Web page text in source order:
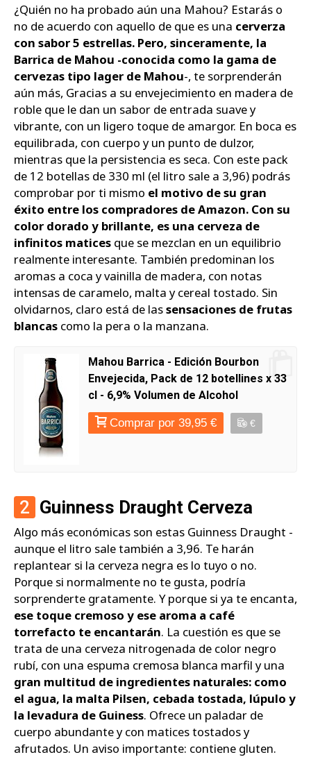
¿Quién no ha probado aún una Mahou? Estarás o
no de acuerdo con aquello de que es una cerverza
con sabor 5 estrellas. Pero, sinceramente, la
Barrica de Mahou -conocida como la gama de
cervezas tipo lager de Mahou-, te sorprenderán
aún más, Gracias a su envejecimiento en madera de
roble que le dan un sabor de entrada suave y
vibrante, con un ligero toque de amargor. En boca es
equilibrada, con cuerpo y un punto de dulzor,
mientras que la persistencia es seca. Con este pack
de 12 botellas de 330 ml (el litro sale a 3,96) podrás
comprobar por ti mismo el motivo de su gran
éxito entre los compradores de Amazon. Con su
color dorado y brillante, es una cerveza de
infinitos matices que se mezclan en un equilibrio
realmente interesante. También predominan los
aromas a coca y vainilla de madera, con notas
intensas de caramelo, malta y cereal tostado. Sin
olvidarnos, claro está de lassensaciones de frutas
blancas como la pera o la manzana.
Mahou Barrica - Edición Bourbon
Envejecida, Pack de 12 botellines x 33
cl - 6,9% Volumen de Alcohol
Comprar por 39,95 € €
2 Guinness Draught Cerveza
Algo más económicas son estas Guinness Draught -
aunque el litro sale también a 3,96. Te harán
replantear si la cerveza negra es lo tuyo o no.
Porque si normalmente no te gusta, podría
sorprenderte gratamente. Y porque si ya te encanta,
ese toque cremoso y ese aroma a café
torrefacto te encantarán. La cuestión es que se
trata de una cerveza nitrogenada de color negro
rubí, con una espuma cremosa blanca marfil y una
gran multitud de ingredientes naturales: como
el agua, la malta Pilsen, cebada tostada, lúpulo y
la levadura de Guiness. Ofrece un paladar de
cuerpo abundante y con matices tostados y
afrutados. Un aviso importante: contiene gluten.